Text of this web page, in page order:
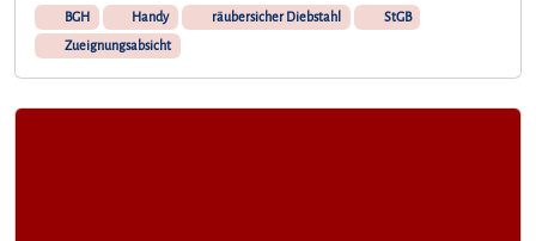
BGH Handy räubersicher Diebstahl
StGB
Zueignungsabsicht